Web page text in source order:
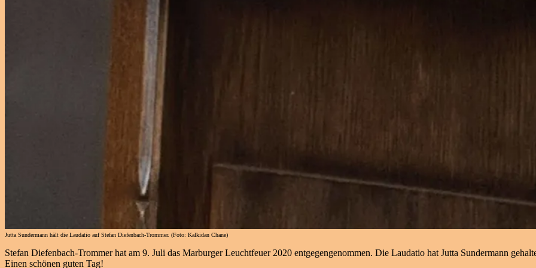
Jutta Sundermann hält die Laudatio auf Stefan Diefenbach-Trommer. (Foto: Kalkidan Chane)
Stefan Diefenbach-Trommer hat am 9. Juli das Marburger Leuchtfeuer 2020 entgegengenommen. Die Laudatio hat Jutta Sundermann
Einen schönen guten Tag!